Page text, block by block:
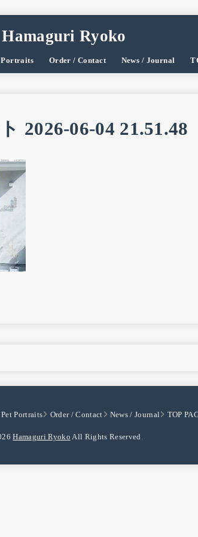
Hamaguri Ryoko
Portraits Order / Contact News / Journal
2026-06-04 21.51.48
Pet Portraits Order / Contact News / Journal TOP
Hamaguri Ryoko All Rights Reserved.